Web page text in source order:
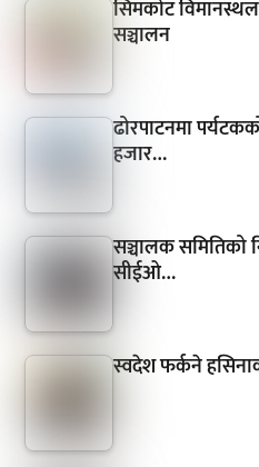
सिमकोट
सञ्चालन
ढोरपाटनमा
हजार…
सञ्चालक समितिको
सीईओ…
स्वदेश फर्कने